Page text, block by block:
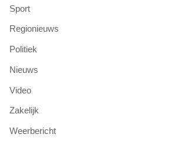
Sport
Regionieuws
Politiek
Nieuws
Video
Zakelijk
Weerbericht